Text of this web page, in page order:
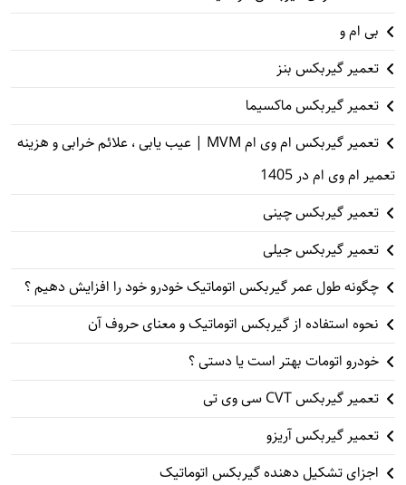
بی ام و
تعمیر گیربکس بنز
تعمیر گیربکس ماکسیما
تعمیر گیربکس ام وی ام MVM | عیب یابی ، علائم خرابی و هزینه
تعمیر ام وی ام در 1405
تعمیر گیربکس چینی
تعمیر گیربکس جیلی
چگونه طول عمر گیربکس اتوماتیک خودرو خود را افزایش دهیم ؟
نحوه استفاده از گیربکس اتوماتیک و معنای حروف آن
خودرو اتومات بهتر است یا دستی ؟
تعمیر گیربکس CVT سی وی تی
تعمیر گیربکس آریزو
اجزای تشکیل دهنده گیربکس اتوماتیک